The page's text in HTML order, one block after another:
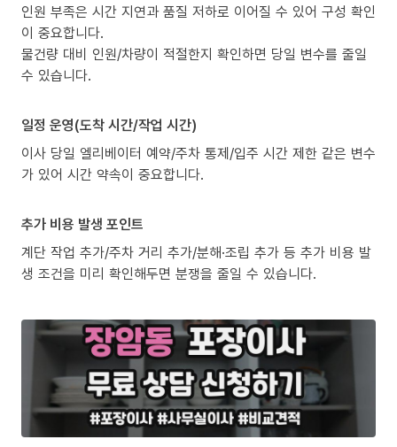
인원 부족은 시간 지연과 품질 저하로 이어질 수 있어 구성 확인
이 중요합니다.
물건량 대비 인원/차량이 적절한지 확인하면 당일 변수를 줄일
수 있습니다.
일정 운영(도착 시간/작업 시간)
이사 당일 엘리베이터 예약/주차 통제/입주 시간 제한 같은 변수
가 있어 시간 약속이 중요합니다.
추가 비용 발생 포인트
계단 작업 추가/주차 거리 추가/분해·조립 추가 등 추가 비용 발
생 조건을 미리 확인해두면 분쟁을 줄일 수 있습니다.